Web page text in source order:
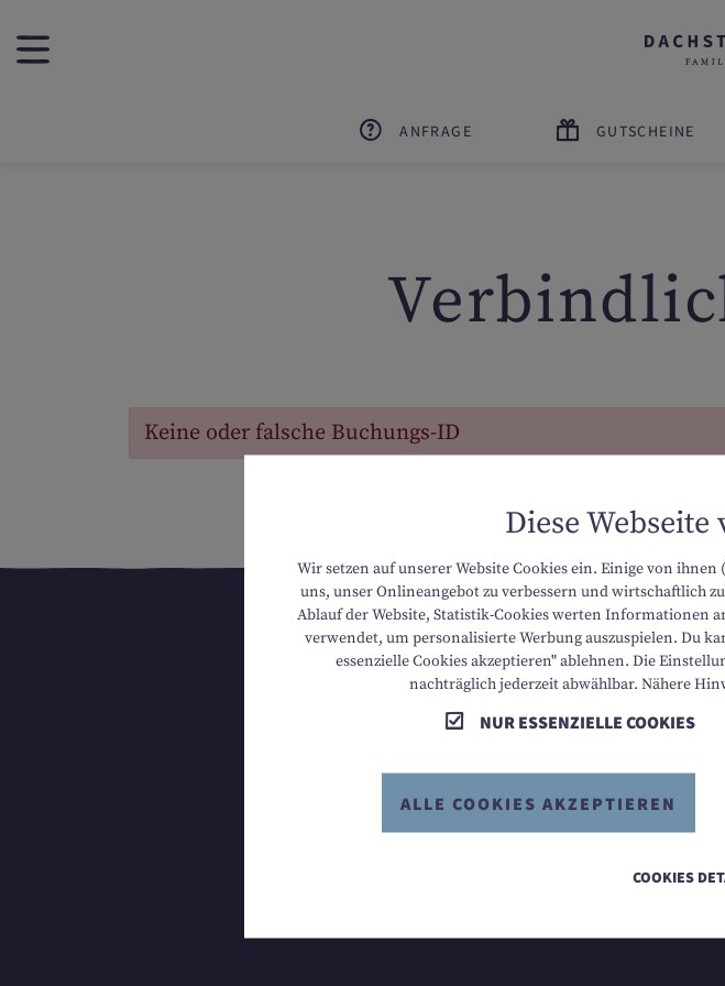
ANFRAGE GUTSCHEINE
Keine oder falsche Buchungs-ID
KONTAKT
WETTER
GUTSCHEINE & SHOP
Diese Webseite
Wir setzen auf unserer Website Cookies ein. Einige von
uns, unser Onlineangebot zu verbessern und wirtschaftlich
Ablauf der Website, Statistik-Cookies werten Informationen
verwendet, um personalisierte Werbung auszuspielen. Du
essenzielle Cookies akzeptieren" ablehnen. Die
nachträglich jederzeit abwählbar. Nähere
NUR ESSENZIELLE COOKIES
ALLE COOKIES AKZEPTIEREN
COOKIES